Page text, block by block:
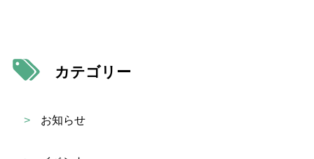
カテゴリー
> お知らせ